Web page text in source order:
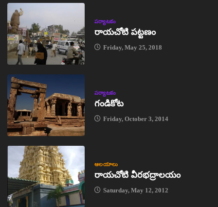
పర్యాటకం
రాయచోటి పట్టణం
Friday, May 25, 2018
పర్యాటకం
గండికోట
Friday, October 3, 2014
ఆలయాలు
రాయచోటి వీరభద్రాలయం
Saturday, May 12, 2012